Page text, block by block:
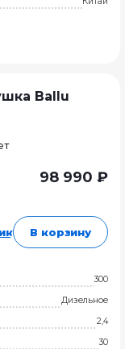
Ballu
98 990 ₽
В корзину
300
Дизельное
2,4
30